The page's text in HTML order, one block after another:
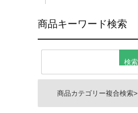
商品キーワード検索
商品カテゴリー複合検索>